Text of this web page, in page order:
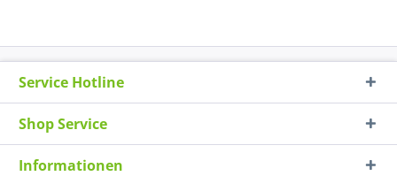
Service Hotline
Shop Service
Informationen